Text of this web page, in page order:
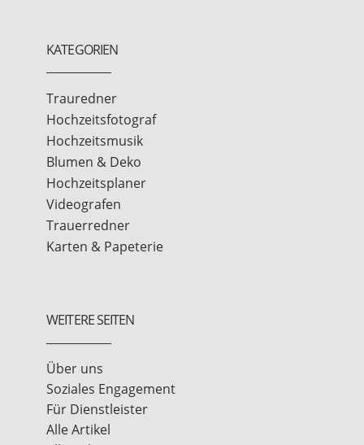
KATEGORIEN
Trauredner
Hochzeitsfotograf
Hochzeitsmusik
Blumen & Deko
Hochzeitsplaner
Videografen
Trauerredner
Karten & Papeterie
WEITERE SEITEN
Über uns
Soziales Engagement
Für Dienstleister
Alle Artikel